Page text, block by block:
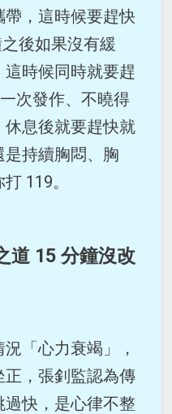
，這時候要趕快
後如果沒有緩
時候同時就要趕
次發作、不曉得
息後就要趕快就
持續胸悶、胸
119。
道 15 分鐘沒改
「心力衰竭」，
，張釗監認為傳
快，是心律不整